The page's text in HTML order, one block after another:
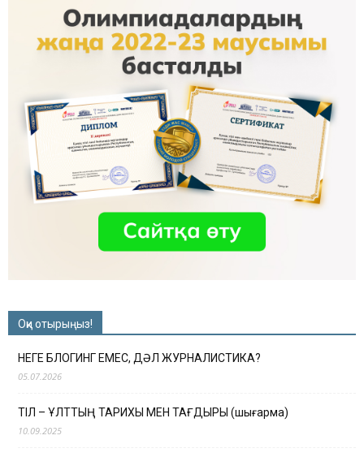
Оқи отырыңыз!
НЕГЕ БЛОГИНГ ЕМЕС, ДӘЛ ЖУРНАЛИСТИКА?
05.07.2026
ТІЛ – ҰЛТТЫҢ ТАРИХЫ МЕН ТАҒДЫРЫ (шығарма)
10.09.2025